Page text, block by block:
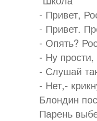
- Привет,
- Привет.
- Опять?
- Ну
- Слушай
- Нет,-
Блондин
Парень